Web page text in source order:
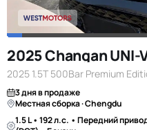
2025 Changan UNI-
2025 1.5T 500Bar Premium
3 дня в продаже
Местная сборка · Chengdu
1.5 L • 192 л.с. • Передний